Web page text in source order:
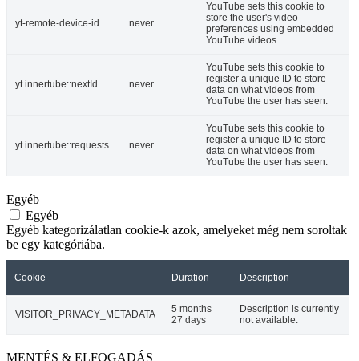
yt-remote-device-id never
YouTube sets this cookie to
store the user's video
preferences using embedded
YouTube videos.
yt.innertube::nextId never
YouTube sets this cookie to
register a unique ID to store
data on what videos from
YouTube the user has seen.
yt.innertube::requests never
YouTube sets this cookie to
register a unique ID to store
data on what videos from
YouTube the user has seen.
Egyéb
Egyéb
Egyéb kategorizálatlan cookie-k azok, amelyeket még nem soroltak
be egy kategóriába.
Cookie Duration Description
VISITOR_PRIVACY_METADATA
5 months
27 days
Description is currently
not available.
MENTÉS & ELFOGADÁS